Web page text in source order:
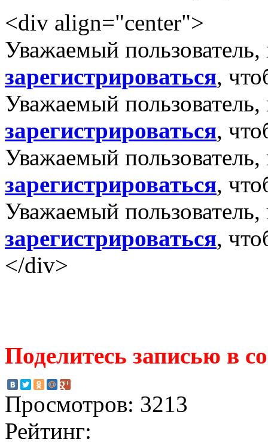
<div align="center">
Уважаемый
зарегистрироваться,
Уважаемый
зарегистрироваться,
Уважаемый
зарегистрироваться,
Уважаемый
зарегистрироваться,
</div>
Поделитесь записью в
Просмотров: 3213
Рейтинг: